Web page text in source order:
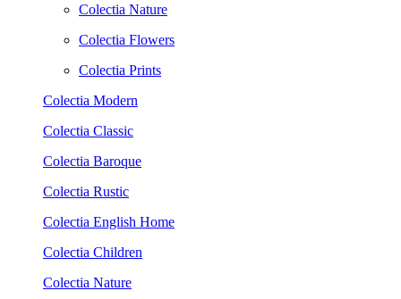
Colectia Nature
Colectia Flowers
Colectia Prints
Colectia Modern
Colectia Classic
Colectia Baroque
Colectia Rustic
Colectia English Home
Colectia Children
Colectia Nature